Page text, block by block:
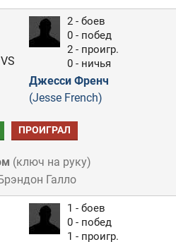
VS
2 - боев
0 - побед
2 - проигр.
0 - ничья
Джесси Френч
(Jesse French)
ПРОИГРАЛ
(ключ на руку)
Галло
1 - боев
0 - побед
1 - проигр.